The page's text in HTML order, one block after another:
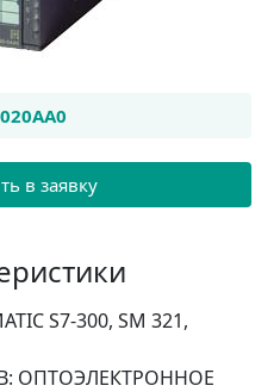
в заявку
S7-300, SM 321,
ОПТОЭЛЕКТРОННОЕ